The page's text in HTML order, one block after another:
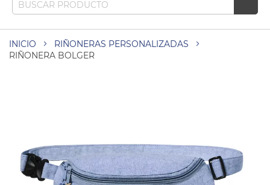
INICIO
RIÑONERAS PERSONALIZADAS
RIÑONERA BOLGER